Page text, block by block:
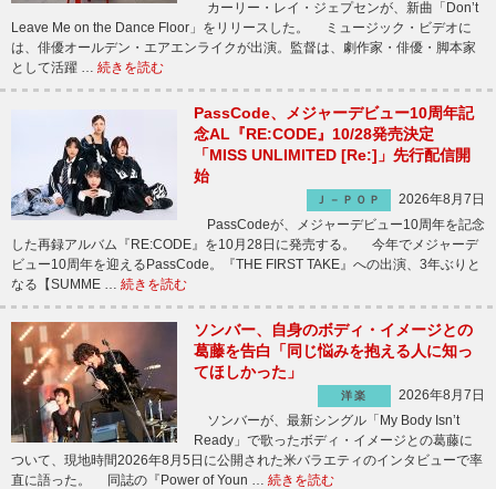
カーリー・レイ・ジェプセンが、新曲「Don’t
Leave Me on the Dance Floor」をリリースした。 ミュージック・ビデオに
は、俳優オールデン・エアエンライクが出演。監督は、劇作家・俳優・脚本家
として活躍 … 続きを読む
PassCode、メジャーデビュー10周年記
念AL『RE:CODE』10/28発売決定
「MISS UNLIMITED [Re:]」先行配信開
始
Ｊ－ＰＯＰ
2026年8月7日
PassCodeが、メジャーデビュー10周年を記念
した再録アルバム『RE:CODE』を10月28日に発売する。 今年でメジャーデ
ビュー10周年を迎えるPassCode。『THE FIRST TAKE』への出演、3年ぶりと
なる【SUMME … 続きを読む
ソンバー、自身のボディ・イメージとの
葛藤を告白「同じ悩みを抱える人に知っ
てほしかった」
洋楽
2026年8月7日
ソンバーが、最新シングル「My Body Isn’t
Ready」で歌ったボディ・イメージとの葛藤に
ついて、現地時間2026年8月5日に公開された米バラエティのインタビューで率
直に語った。 同誌の『Power of Youn … 続きを読む